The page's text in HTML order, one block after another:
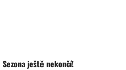
Sezona ještě nekončí!